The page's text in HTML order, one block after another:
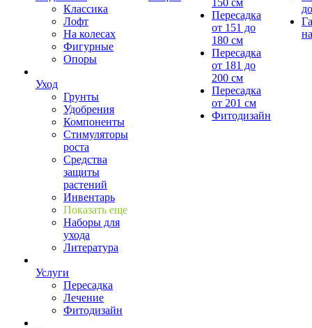
Классика
Лофт
На колесах
Фигурные
Опоры
Уход
Грунты
Удобрения
Компоненты
Стимуляторы
роста
Средства
защиты
растений
Инвентарь
Показать еще
Наборы для
ухода
Литература
Услуги
Пересадка
Лечение
Фитодизайн
Пересадка
от 151 до
180 см
Пересадка
от 181 до
200 см
Пересадка
от 201 см
Фитодизайн